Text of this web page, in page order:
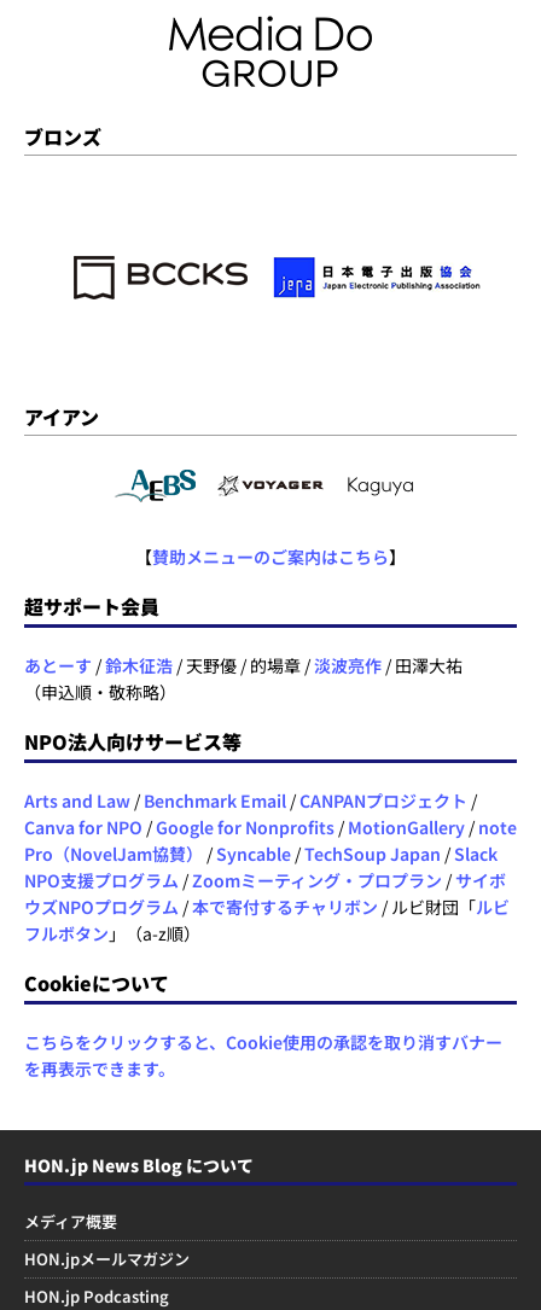
ブロンズ
アイアン
【賛助メニューのご案内はこちら】
超サポート会員
あとーす /鈴木征浩 / 天野優 / 的場章 /淡波亮作 / 田澤大祐
（申込順・敬称略）
NPO法人向けサービス等
Arts and Law / Benchmark Email /CANPANプロジェクト /
Canva for NPO /Google for Nonprofits / MotionGallery / note
Pro（NovelJam協賛）
/Syncable /TechSoup Japan /Slack
NPO支援プログラム /Zoomミーティング・プロプラン /サイボ
ウズNPOプログラム /本で寄付するチャリボン / ルビ財団「ルビ
フルボタン 」（a-z順）
Cookieについて
こちらをクリックすると、Cookie使用の承認を取り消すバナー
を再表示できます。
HON.jp News Blog について
メディア概要
HON.jpメールマガジン
HON.jp Podcasting